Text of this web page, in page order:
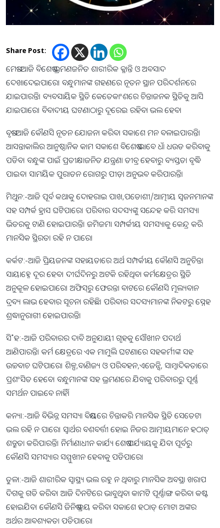
Share Post:
ମେଷ:-ଆଜି ବିଶେଷ ଭ୍ରମଣଜନିତ ଶାରୀରିକ କ୍ଳାନ୍ତି ଓ ଅବସାଦ
ଦେଖାଦେଇପାରେ। ବନ୍ଧୁମାନଙ୍କ ଗହଣରେ ନୂତନ ସ୍ଥାନ ପରିଦର୍ଶନରେ
ଯାଇପାରନ୍ତି। ବ୍ୟବସାୟିକ ସ୍ଥିତି କେତେକାଂଶରେ ଚିନ୍ତାଜନକ ସ୍ଥିତିକୁ ଆସି
ଯାଇପାରେ। ବିବାଦୀୟ ଘଟଣାଠାରୁ ଦୂରେଇ ରହିବା ଭଲ ହେବ।
ବୃଷ:-ଆଜି କୌଣସି ନୂତନ ଯୋଜନା କରିବା ସକାଶେ ମନ ବଳାଇପାରନ୍ତି।
ଆସନ୍ତାକାଲିର ଆନୁଷ୍ଠାନିକ କାମ ସକାଶେ ବିଶେଷ ଭାବେ ଧାଁ ଧଉଡ କରିବାକୁ
ପଡିବ। ବନ୍ଧୁଙ୍କ ପାଇଁ ପ୍ରତୀକ୍ଷାଜନିତ ଯନ୍ତ୍ରଣା ତୀବ୍ର ହେବାରୁ ବ୍ୟସ୍ତତା ବୃଦ୍ଧି
ପାଇବ। ସାମୟିକ ପୁରାତନ ରୋଗରୁ ପୀଡ଼ା ଅନୁଭବ କରିପାରନ୍ତି।
ମିଥୁନ:-ଆଜି ପୂର୍ବ କଥାକୁ ଦୋହରାଇ ପାଖ,ପଡୋଶୀ/ଆତ୍ମୀୟ ସ୍ବଜନମାନଙ୍କ
ସହ ସମ୍ପର୍କ ହ୍ରାସ ଘଟିପାରେ। ପରିବାର ସଦସ୍ୟଙ୍କୁ ସନ୍ଦେହ କରି ସମସ୍ୟା
ଭିତରକୁ ଟାଣି ହୋଇପାରନ୍ତି। ଜମିଜମା ସମ୍ପର୍କୀୟ ସମସ୍ୟାକୁ କେନ୍ଦ୍ର କରି
ମାନସିକ ସ୍ଥିରତା ରହି ନ ପାରେ।
କର୍କଟ:-ଆଜି ପ୍ରିୟଜନଙ୍କ ସହାୟତାରେ ଅର୍ଥ ସମ୍ପର୍କୀୟ କୌଣସି ଅନୁଚିନ୍ତା
ସାୟାହ୍ନେ ଦୂର ହେବ। ଦୀର୍ଘଦିନରୁ ଅଟକି ରହିଥିବା କର୍ମକ୍ଷେତ୍ରର ସ୍ଥିତି
ଅନୁକୂଳ ହୋଇପାରେ। ଅଫିସ୍‌ରୁ ଫେରନ୍ତା ବାଟରେ କୌଣସି ମୂଲ୍ୟବାନ
ଦ୍ରବ୍ୟ ଲାଭ ହେବାର ସୂଚନା ରହିଛି। ପରିବାର ସଦସ୍ୟମାନଙ୍କ ନିକଟରୁ ସ୍ନେହ
ଶ୍ରଦ୍ଧାନୁରାଗୀ ହୋଇପାରନ୍ତି।
ସି˚ହ:-ଆଜି ପରିବାରର ଦାବି ଅନୁଯାୟୀ ଗୃହକୁ ସୌଖୀନ ପଦାର୍ଥ
ଆଣିପାରନ୍ତି। କର୍ମ କ୍ଷେତ୍ରରେ ଏକ ମାମୁଲି ଘଟଣାରେ ସହକର୍ମୀଙ୍କ ସହ
ଉଚ୍ଚବାଚ ଘଟିପାରେ। ଶିଳ୍ପ,ବାଣିଜ୍ୟ ଓ ପରିବହନ,ଏଜେନ୍ସି, ସାମ୍ବାଦିକତାରେ
ପ୍ରଶଂସିତ ହେବେ। ବନ୍ଧୁମାନଙ୍କ ସହ ଭ୍ରମଣରେ ଯିବାକୁ ପରିବାରରୁ ପୂର୍ଣ୍ଣ
ସମର୍ଥନ ପାଇବେ ନାହିଁ।
କନ୍ୟା:-ଆଜି ବିଭିନ୍ନ ସମସ୍ୟା ବିଷୟରେ ଚିନ୍ତାକରି ମାନସିକ ସ୍ଥିତି ସେତେଟା
ଭଲ ରହି ନ ପାରେ। ସ୍ବାର୍ଥର ବଶବର୍ତ୍ତୀ ହୋଇ ନିଜର ଆତ୍ମୀୟମାନେ ହଠାତ୍‌
ଶତ୍ରୁତା କରିପାରନ୍ତି। ନିର୍ମାଣାଧୀନ କାର୍ଯ୍ୟ ଶେଷ ପର୍ଯ୍ୟାୟକୁ ଯିବା ପୂର୍ବରୁ
କୌଣସି ସମସ୍ୟାର ସମ୍ମୁଖୀନ ହେବାକୁ ପଡିପାରେ।
ତୁଳା:-ଆଜି ଶାରୀରିକ ସ୍ବାସ୍ଥ୍ୟ ଭଲ ରହୁ ନ ଥିବାରୁ ମାନସିକ ଅବସ୍ଥା ଖରାପ
ଦିଗକୁ ଗତି କରିବ। ଆଜି ଦିନଟିରେ ଭାବୁଥିବା କାମଟି ପୂର୍ଣ୍ଣାଙ୍ଗ କରିବା କଷ୍ଟ
ହୋଇଯିବ। କୌଣସି ଜିନିଷ କ୍ରୟ କରିବା ସକାଶେ ହଠାତ୍‌ ମୋଟା ଅଙ୍କର
ଅର୍ଥର ଆବଶ୍ୟକତା ପଡିପାରେ।